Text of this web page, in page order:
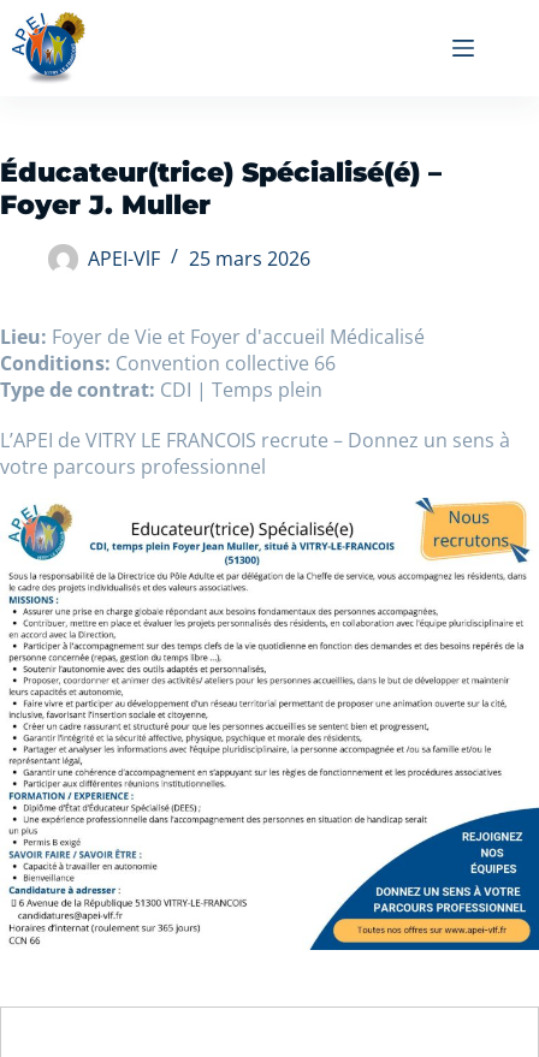
Éducateur(trice) Spécialisé(é) –
Foyer J. Muller
APEI-VlF 25 mars 2026
Lieu: Foyer de Vie et Foyer d'accueil Médicalisé
Conditions: Convention collective 66
Type de contrat: CDI | Temps plein
L’APEI de VITRY LE FRANCOIS recrute – Donnez un sens à
votre parcours professionnel